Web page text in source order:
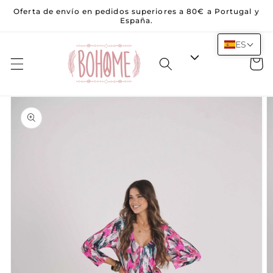
Saltar al
Oferta de envío en pedidos superiores a 80€ a Portugal y
España.
Carrito
del
producto
ES